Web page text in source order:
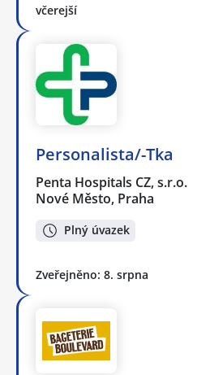
včerejší
Personalista/-Tka
Penta Hospitals CZ, s.r.o.
Nové Město, Praha
Plný úvazek
Zveřejněno: 8. srpna